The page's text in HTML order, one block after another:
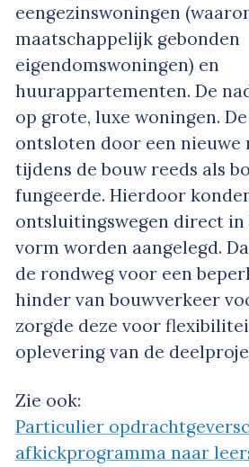
eengezinswoningen
maatschappelijk gebonden
eigendomswoningen) en
huurappartementen. De
op grote, luxe woningen.
ontsloten door een nieuwe
tijdens de bouw reeds als
fungeerde. Hierdoor
ontsluitingswegen direct
vorm worden aangelegd.
de rondweg voor een
hinder van bouwverkeer
zorgde deze voor
oplevering van de
Zie ook:
Particulier
afkickprogramma naar